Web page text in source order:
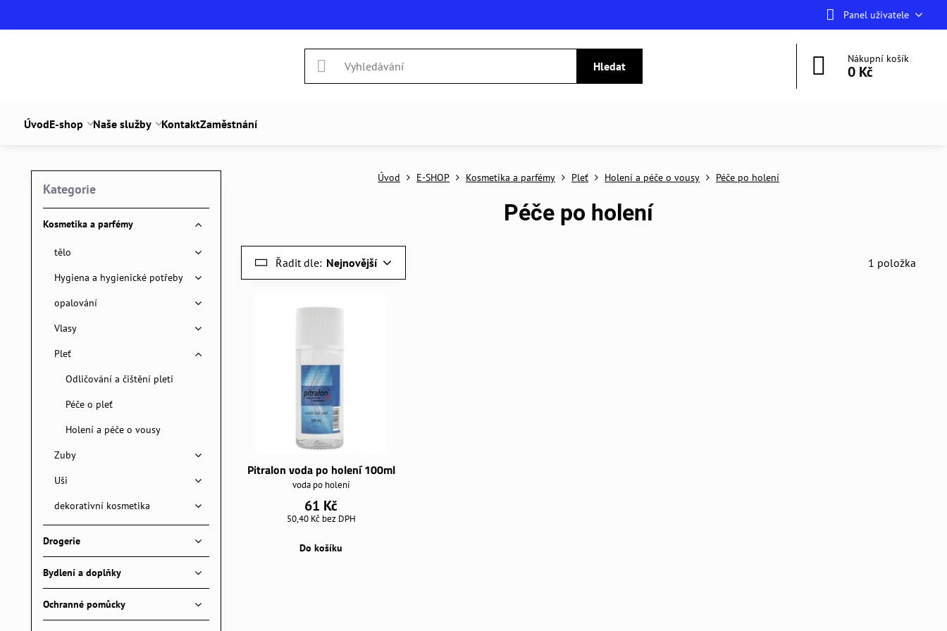
Panel uživatele
Hledat
Nákupní košík
0 Kč
ÚvodE-shop Naše služby KontaktZaměstnání
Úvod E-SHOP Kosmetika a parfémy Pleť Holení a péče o vousy Péče po holení
Péče po holení
Řadit dle: Nejnovější 1 položka
Pitralon voda po holení 100ml
voda po holení
61 Kč
50,40 Kč bez DPH
Do košíku
Kategorie
Kosmetika a parfémy
tělo
Hygiena a hygienické potřeby
opalování
Vlasy
Pleť
Odličování a čištění pleti
Péče o pleť
Holení a péče o vousy
Zuby
Uši
dekorativní kosmetika
Drogerie
Bydlení a doplňky
Ochranné pomůcky